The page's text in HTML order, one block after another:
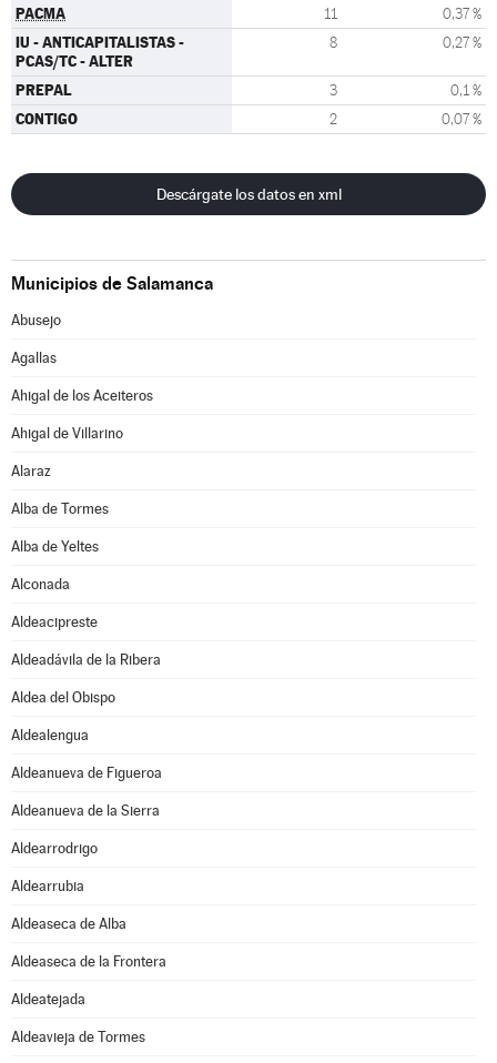
PACMA 11 0,37 %
IU - ANTICAPITALISTAS -
PCAS/TC - ALTER
8 0,27 %
PREPAL 3 0,1 %
CONTIGO 2 0,07 %
Descárgate los datos en xml
Municipios de Salamanca
Abusejo
Agallas
Ahigal de los Aceiteros
Ahigal de Villarino
Alaraz
Alba de Tormes
Alba de Yeltes
Alconada
Aldeacipreste
Aldeadávila de la Ribera
Aldea del Obispo
Aldealengua
Aldeanueva de Figueroa
Aldeanueva de la Sierra
Aldearrodrigo
Aldearrubia
Aldeaseca de Alba
Aldeaseca de la Frontera
Aldeatejada
Aldeavieja de Tormes